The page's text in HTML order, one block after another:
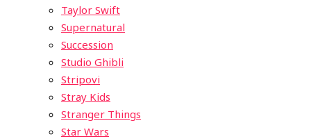
Taylor Swift
Supernatural
Succession
Studio Ghibli
Stripovi
Stray Kids
Stranger Things
Star Wars